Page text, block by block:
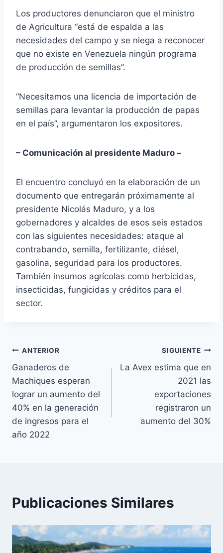
Los productores denunciaron que el ministro
de Agricultura “está de espalda a las
necesidades del campo y se niega a reconocer
que no existe en Venezuela ningún programa
de producción de semillas”.
“Necesitamos una licencia de importación de
semillas para levantar la producción de papas
en el país”, argumentaron los expositores.
– Comunicación al presidente Maduro –
El encuentro concluyó en la elaboración de un
documento que entregarán próximamente al
presidente Nicolás Maduro, y a los
gobernadores y alcaldes de esos seis estados
con las siguientes necesidades: ataque al
contrabando, semilla, fertilizante, diésel,
gasolina, seguridad para los productores.
También insumos agrícolas como herbicidas,
insecticidas, fungicidas y créditos para el
sector.
Navegación
de
entradas
ANTERIOR
Ganaderos de
Machiques esperan
lograr un aumento del
40% en la generación
de ingresos para el
año 2022
SIGUIENTE
La Avex estima que en
2021 las
exportaciones
registraron un
aumento del 30%
Publicaciones Similares